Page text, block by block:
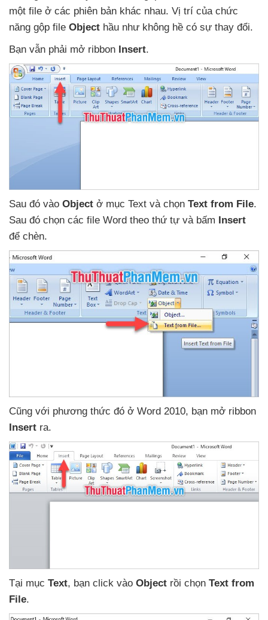
một file ở các phiên bản khác nhau. Vị trí của chức
năng gộp file Object hầu như không hề có sự thay đổi.
Bạn vẫn phải mở ribbon Insert.
Sau đó vào Object ở mục Text và chọn Text from File.
Sau đó chọn các file Word theo thứ tự và bấm Insert
để chèn.
Cũng với phương thức đó ở Word 2010, bạn mở ribbon
Insert ra.
Tại mục Text, bạn click vào Object rồi chọn Text from
File.